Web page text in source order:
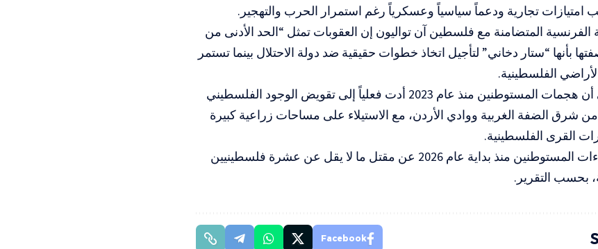
امتيازات تجارية ودعماً سياسياً وعسكرياً رغم استمرار الحرب والتهجير.
الفرنسية المتضامنة مع فلسطين آن تواليون إن العقوبات تمثل “الحد الأدنى من
بأنها “ستار دخاني” لتأجيل اتخاذ خطوات حقيقية ضد دولة الاحتلال بينما تستمر
الفلسطينية.
وأشار التقرير إلى أن هجمات المستوطنين منذ عام 2023 أدت فعلياً إلى تقويض الوجود الفلسطيني
شرق الضفة الغربية ووادي الأردن، مع الاستيلاء على مساحات زراعية كبيرة
القرى الفلسطينية.
كما أسفرت اعتداءات المستوطنين منذ بداية عام 2026 عن مقتل ما لا يقل عن عشرة فلسطينيين
بحسب التقرير.
Facebook